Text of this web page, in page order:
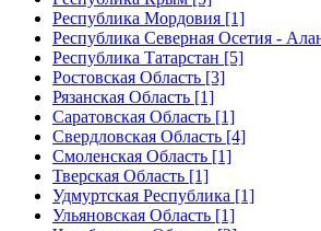
Республика Мордовия [1]
Республика Северная Осетия -
Республика Татарстан [5]
Ростовская Область [3]
Рязанская Область [1]
Саратовская Область [1]
Свердловская Область [4]
Смоленская Область [1]
Тверская Область [1]
Удмуртская Республика [1]
Ульяновская Область [1]